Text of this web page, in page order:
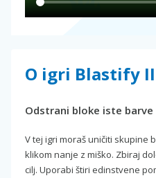
O igri Blastify II
Odstrani bloke iste barve
V tej igri moraš uničiti skupine
klikom nanje z miško. Zbiraj
cilj. Uporabi štiri edinstvene